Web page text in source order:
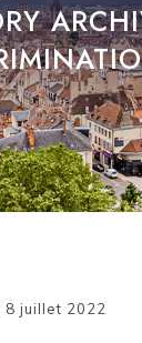
8 juillet 2022